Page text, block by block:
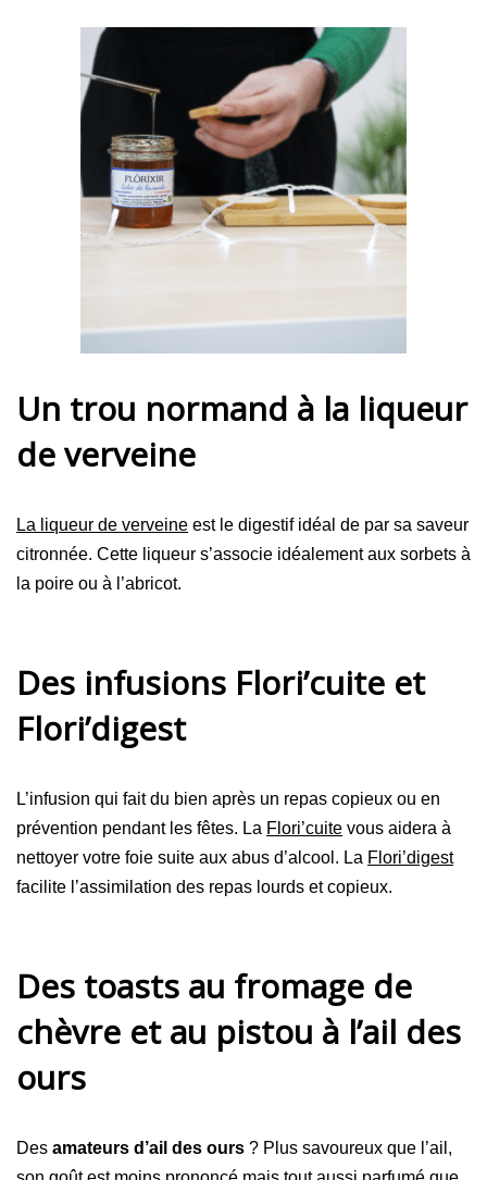
Un trou normand à la liqueur
de verveine
La liqueur de verveine est le digestif idéal de par sa saveur
citronnée. Cette liqueur s’associe idéalement aux sorbets à
la poire ou à l’abricot.
Des infusions Flori’cuite et
Flori’digest
L’infusion qui fait du bien après un repas copieux ou en
prévention pendant les fêtes. La Flori’cuite vous aidera à
nettoyer votre foie suite aux abus d’alcool. La Flori’digest
facilite l’assimilation des repas lourds et copieux.
Des toasts au fromage de
chèvre et au pistou à l’ail des
ours
Des amateurs d’ail des ours ? Plus savoureux que l’ail,